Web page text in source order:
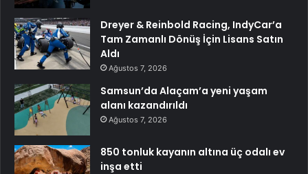
Dreyer & Reinbold Racing, IndyCar’a
Tam Zamanlı Dönüş İçin Lisans Satın
Aldı
Ağustos 7, 2026
Samsun’da Alaçam’a yeni yaşam
alanı kazandırıldı
Ağustos 7, 2026
850 tonluk kayanın altına üç odalı ev
inşa etti